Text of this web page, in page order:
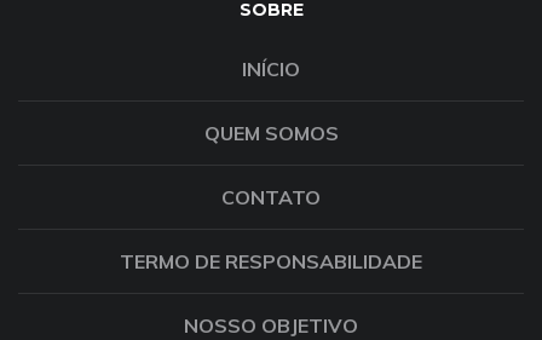
SOBRE
INÍCIO
QUEM SOMOS
CONTATO
TERMO DE RESPONSABILIDADE
NOSSO OBJETIVO